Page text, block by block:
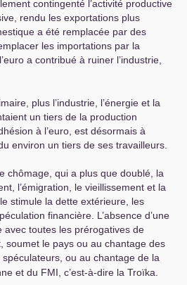
contingenté l’activité productive
rendu les exportations plus
a été remplacée par des
les importations par la
a contribué à ruiner l’industrie,
plus l’industrie, l’énergie et la
un tiers de la production
à l’euro, est désormais à
environ un tiers de ses travailleurs.
chômage, qui a plus que doublé, la
l’émigration, le vieillissement et la
stimule la dette extérieure, les
financière. L’absence d’une
avec toutes les prérogatives de
soumet le pays ou au chantage des
ou au chantage de la
et du FMI , c’est-à-dire la Troïka.